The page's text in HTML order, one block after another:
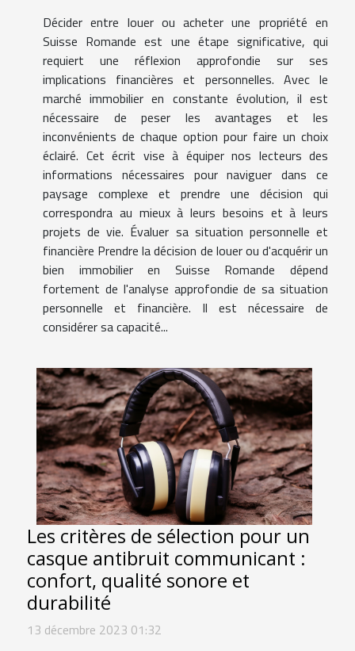
Décider entre louer ou acheter une propriété en
Suisse Romande est une étape significative, qui
requiert une réflexion approfondie sur ses
implications financières et personnelles. Avec le
marché immobilier en constante évolution, il est
nécessaire de peser les avantages et les
inconvénients de chaque option pour faire un choix
éclairé. Cet écrit vise à équiper nos lecteurs des
informations nécessaires pour naviguer dans ce
paysage complexe et prendre une décision qui
correspondra au mieux à leurs besoins et à leurs
projets de vie. Évaluer sa situation personnelle et
financière Prendre la décision de louer ou d'acquérir un
bien immobilier en Suisse Romande dépend
fortement de l'analyse approfondie de sa situation
personnelle et financière. Il est nécessaire de
considérer sa capacité...
Les critères de sélection pour un
casque antibruit communicant :
confort, qualité sonore et
durabilité
13 décembre 2023 01:32